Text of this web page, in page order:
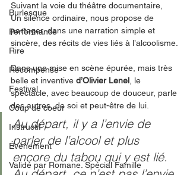
Burlesque
Performance
Rire
Récompense
Festival
Coup de coeur
Instructif
Événement
Validé par Romane. Spécial Famille
Suivant la voie du théâtre documentaire,
Un silence ordinaire, nous propose de
partager, dans une narration simple et
sincère, des récits de vies liés à l’alcoolisme.
Dans une mise en scène épurée, mais très
belle et inventive d’Olivier Lenel , le
spectacle, avec beaucoup de douceur, parle
des autres, de soi et peut-être de lui.
Au départ, il y a l’envie de
parler de l’alcool et plus
encore du tabou qui y est lié.